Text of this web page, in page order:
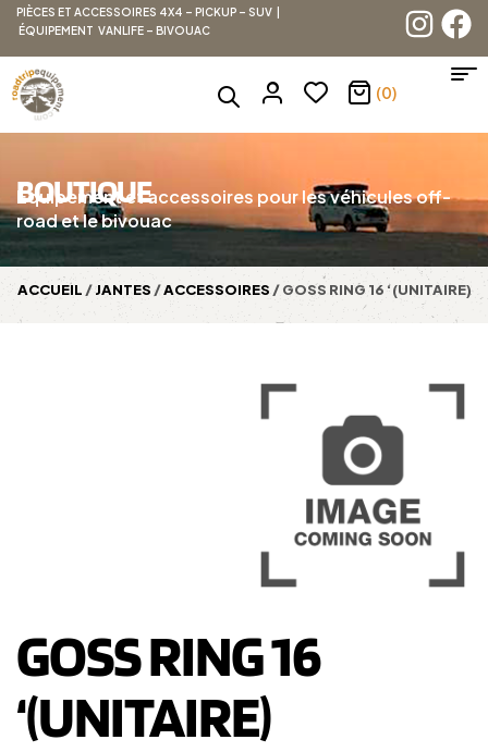
PIÈCES ET ACCESSOIRES 4X4 – PICKUP – SUV |
ÉQUIPEMENT VANLIFE – BIVOUAC
(0)
BOUTIQUE
Équipement et accessoires pour les véhicules off-
road et le bivouac
ACCUEIL /JANTES /ACCESSOIRES / GOSS RING 16 ‘(UNITAIRE)
GOSS RING 16
‘(UNITAIRE)